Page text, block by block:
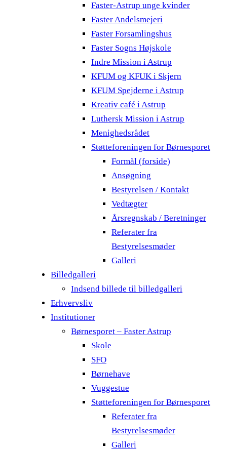
Faster-Astrup unge kvinder
Faster Andelsmejeri
Faster Forsamlingshus
Faster Sogns Højskole
Indre Mission i Astrup
KFUM og KFUK i Skjern
KFUM Spejderne i Astrup
Kreativ café i Astrup
Luthersk Mission i Astrup
Menighedsrådet
Støtteforeningen for Børnesporet
Formål (forside)
Ansøgning
Bestyrelsen / Kontakt
Vedtægter
Årsregnskab / Beretninger
Referater fra
Bestyrelsesmøder
Galleri
Billedgalleri
Indsend billede til billedgalleri
Erhvervsliv
Institutioner
Børnesporet – Faster Astrup
Skole
SFO
Børnehave
Vuggestue
Støtteforeningen for Børnesporet
Referater fra
Bestyrelsesmøder
Galleri